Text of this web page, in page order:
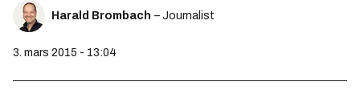
Harald Brombach – Journalist
3. mars 2015 - 13:04